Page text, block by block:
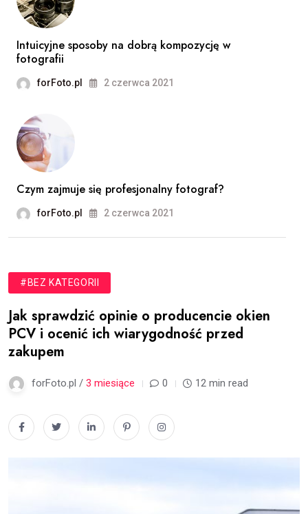
Intuicyjne sposoby na dobrą kompozycję w
fotografii
forFoto.pl 2 czerwca 2021
Czym zajmuje się profesjonalny fotograf?
forFoto.pl 2 czerwca 2021
#BEZ KATEGORII
Jak sprawdzić opinie o producencie okien
PCV i ocenić ich wiarygodność przed
zakupem
forFoto.pl / 3 miesiące 0 12 min read